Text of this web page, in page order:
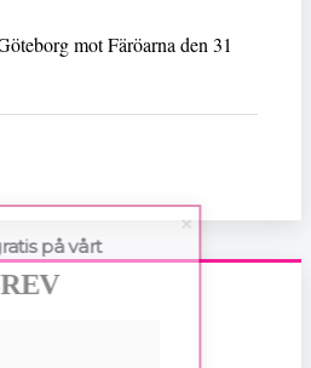
mot Färöarna den 31
gratis på vårt